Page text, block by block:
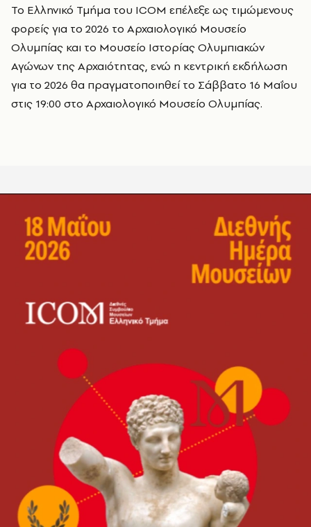
Το Ελληνικό Τμήμα του ICOM επέλεξε ως τιμώμενους
φορείς για το 2026 το Αρχαιολογικό Μουσείο
Ολυμπίας και το Μουσείο Ιστορίας Ολυμπιακών
Αγώνων της Αρχαιότητας, ενώ η κεντρική εκδήλωση
για το 2026 θα πραγματοποιηθεί το Σάββατο 16 Μαΐου
στις 19:00 στο Αρχαιολογικό Μουσείο Ολυμπίας.